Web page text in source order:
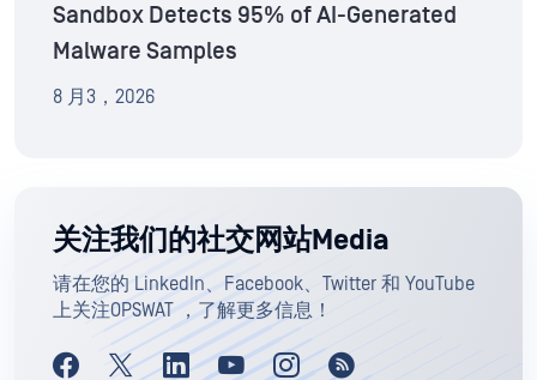
Sandbox Detects 95% of AI-Generated
Malware Samples
8 月3，2026
关注我们的社交网站Media
请在您的 LinkedIn、Facebook、Twitter 和 YouTube
上关注OPSWAT ，了解更多信息！